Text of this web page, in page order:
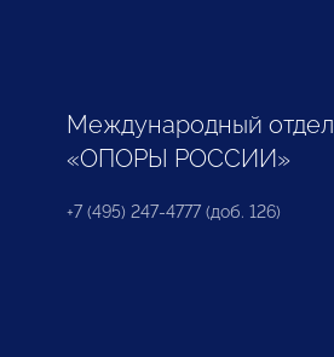
Международный отдел
«ОПОРЫ РОССИИ»
+7 (495) 247-4777 (доб. 126)